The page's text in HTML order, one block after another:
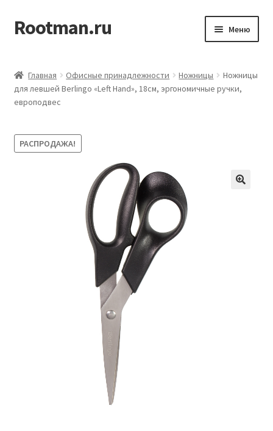
Перейти
к
Перейти
к
Rootman.ru Меню
меню
Офисные принадлежности
Товары для учёбы
меню
Главная Офисные принадлежности Ножницы
Ножницы
для левшей Berlingo «Left Hand», 18см, эргономичные ручки,
европодвес
РАСПРОДАЖА!